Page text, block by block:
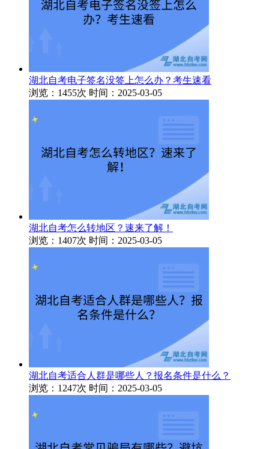
湖北自考电子签名没签上怎么办？考生速看
浏览：1455次 时间：2025-03-05
湖北自考怎么转地区？速来了解！
浏览：1407次 时间：2025-03-05
湖北自考适合人群是哪些人？报名条件是什么？
浏览：1247次 时间：2025-03-05